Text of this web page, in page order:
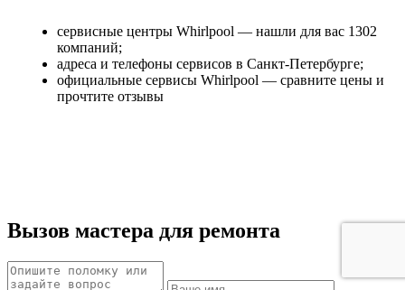
сервисные центры Whirlpool — нашли для вас 1302
компаний;
адреса и телефоны сервисов в Санкт-Петербурге;
официальные сервисы Whirlpool — сравните цены и
прочтите отзывы
Вызов мастера для ремонта